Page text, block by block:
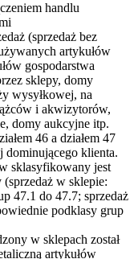
handlu
(sprzedaż bez
artykułów
gospodarstwa
sklepy, domy
wysyłkowej, na
i akwizytorów,
domy aukcyjne itp.
46 a działem 47
dominującego klienta.
sklasyfikowany jest
(sprzedaż w sklepie:
47.1 do 47.7; sprzedaż
podklasy grup
w sklepach został
artykułów